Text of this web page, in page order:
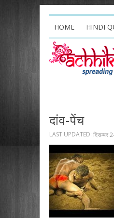
HOME HINDI
दांव-पेंच
LAST UPDATED: दिसम्बर